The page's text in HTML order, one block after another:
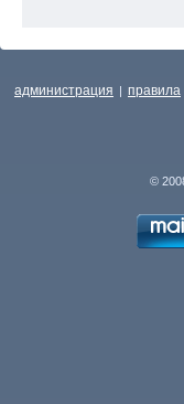
администрация | правила
©